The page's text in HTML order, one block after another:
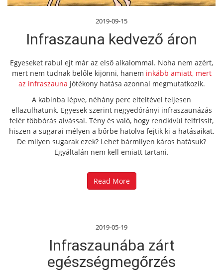
2019-09-15
Infraszauna kedvező áron
Egyeseket rabul ejt már az első alkalommal. Noha nem azért,
mert nem tudnak belőle kijönni, hanem inkább amiatt, mert
az infraszauna jótékony hatása azonnal megmutatkozik.
A kabinba lépve, néhány perc elteltével teljesen
ellazulhatunk. Egyesek szerint negyedórányi infraszaunázás
felér többórás alvással. Tény és való, hogy rendkívül felfrissít,
hiszen a sugarai mélyen a bőrbe hatolva fejtik ki a hatásaikat.
De milyen sugarak ezek? Lehet bármilyen káros hatásuk?
Egyáltalán nem kell emiatt tartani.
Read More
2019-05-19
Infraszaunába zárt
egészségmegőrzés